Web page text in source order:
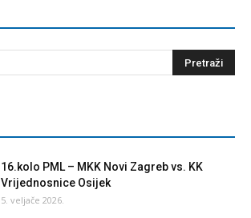
16.kolo PML – MKK Novi Zagreb vs. KK
Vrijednosnice Osijek
5. veljače 2026.